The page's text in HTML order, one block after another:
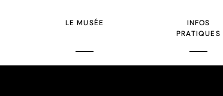
LE MUSÉE
INFOS
PRATIQUES